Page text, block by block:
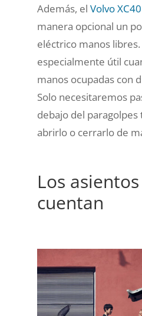
Además, el Volvo XC40
manera opcional un
eléctrico manos libres.
especialmente útil
manos ocupadas con
Solo necesitaremos
debajo del paragolpes
abrirlo o cerrarlo de
Los
cuentan